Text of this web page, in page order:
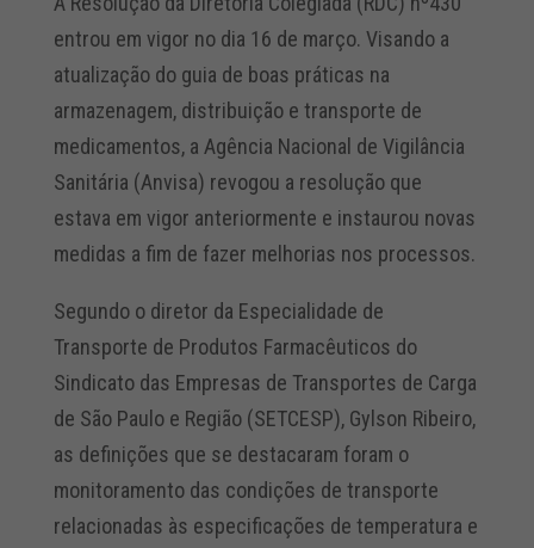
entrou em vigor no dia 16 de março. Visando a
atualização do guia de boas práticas na
armazenagem, distribuição e transporte de
medicamentos, a Agência Nacional de Vigilância
Sanitária (Anvisa) revogou a resolução que
estava em vigor anteriormente e instaurou novas
medidas a fim de fazer melhorias nos processos.
Segundo o diretor da Especialidade de
Transporte de Produtos Farmacêuticos do
Sindicato das Empresas de Transportes de Carga
de São Paulo e Região (SETCESP), Gylson Ribeiro,
as definições que se destacaram foram o
monitoramento das condições de transporte
relacionadas às especificações de temperatura e